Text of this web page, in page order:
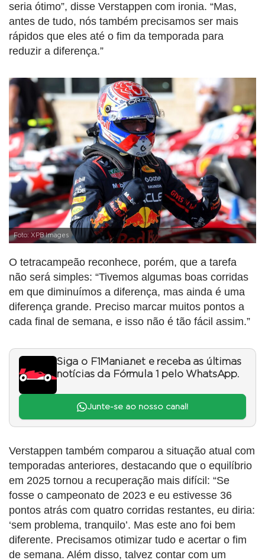
seria ótimo”, disse Verstappen com ironia. “Mas,
antes de tudo, nós também precisamos ser mais
rápidos que eles até o fim da temporada para
reduzir a diferença.”
Foto: XPB Images
O tetracampeão reconhece, porém, que a tarefa
não será simples: “Tivemos algumas boas corridas
em que diminuímos a diferença, mas ainda é uma
diferença grande. Preciso marcar muitos pontos a
cada final de semana, e isso não é tão fácil assim.”
Siga o F1Mania.net e receba as últimas
notícias da Fórmula 1 pelo WhatsApp.
Junte-se ao nosso canal!
Verstappen também comparou a situação atual com
temporadas anteriores, destacando que o equilíbrio
em 2025 tornou a recuperação mais difícil: “Se
fosse o campeonato de 2023 e eu estivesse 36
pontos atrás com quatro corridas restantes, eu diria:
‘sem problema, tranquilo’. Mas este ano foi bem
diferente. Precisamos otimizar tudo e acertar o fim
de semana. Além disso, talvez contar com um